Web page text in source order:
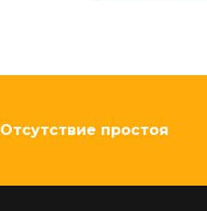
Отсутствие простоя